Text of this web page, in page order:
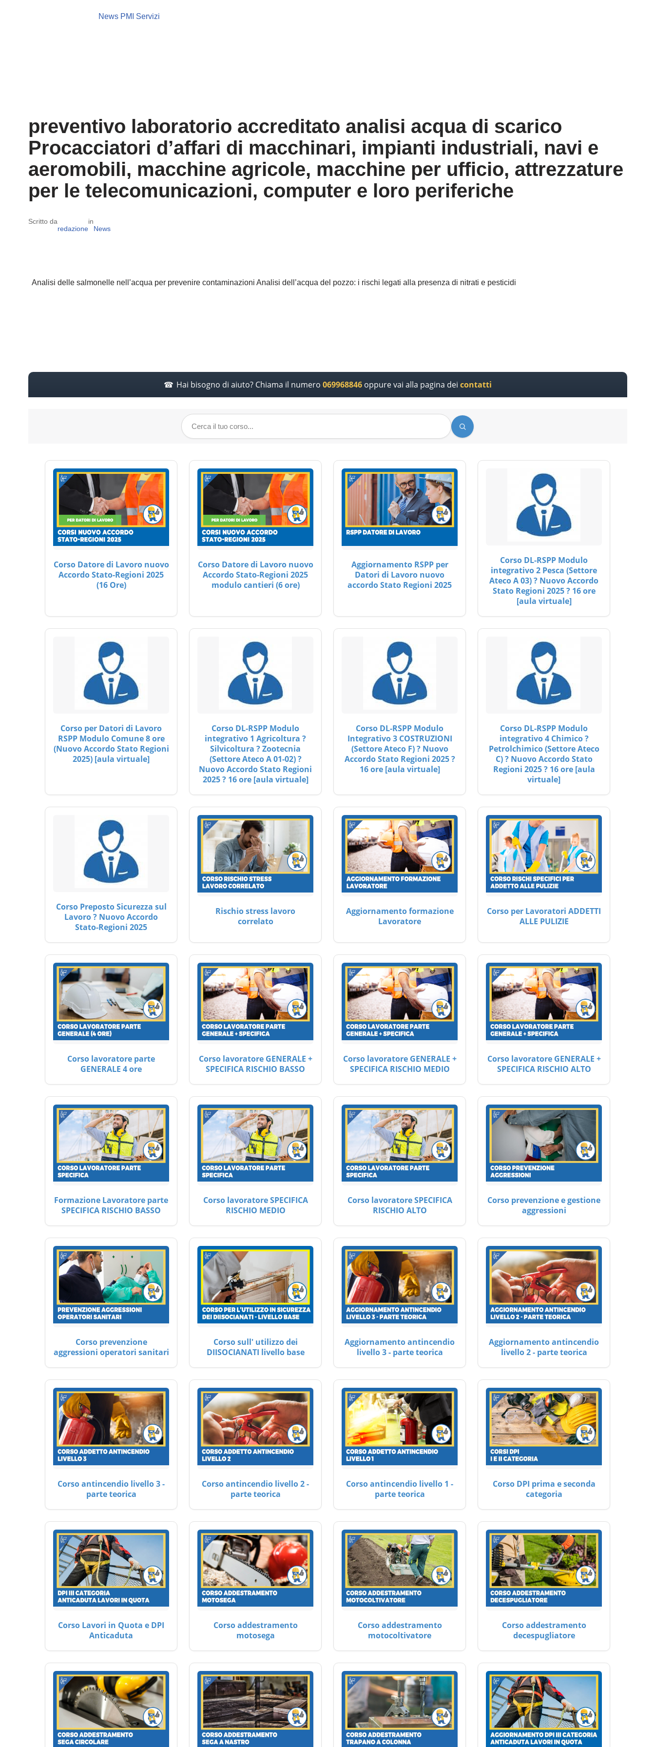
News PMI Servizi
preventivo laboratorio accreditato analisi acqua di scarico
Procacciatori d’affari di macchinari, impianti industriali, navi e
aeromobili, macchine agricole, macchine per ufficio, attrezzature
per le telecomunicazioni, computer e loro periferiche
Scritto da
redazione
in
News
Analisi delle salmonelle nell’acqua per prevenire contaminazioni Analisi dell’acqua del pozzo: i rischi legati alla presenza di nitrati e pesticidi
Hai bisogno di aiuto? Chiama il numero 069968846oppure vai alla pagina dei contatti
Corso Datore di Lavoro nuovo
Accordo Stato-Regioni 2025
(16 Ore)
Corso Datore di Lavoro nuovo
Accordo Stato-Regioni 2025
modulo cantieri (6 ore)
Aggiornamento RSPP per
Datori di Lavoro nuovo
accordo Stato Regioni 2025
Corso DL-RSPP Modulo
integrativo 2 Pesca (Settore
Ateco A 03) ? Nuovo Accordo
Stato Regioni 2025 ? 16 ore
[aula virtuale]
Corso per Datori di Lavoro
RSPP Modulo Comune 8 ore
(Nuovo Accordo Stato Regioni
2025) [aula virtuale]
Corso DL-RSPP Modulo
integrativo 1 Agricoltura ?
Silvicoltura ? Zootecnia
(Settore Ateco A 01-02) ?
Nuovo Accordo Stato Regioni
2025 ? 16 ore [aula virtuale]
Corso DL-RSPP Modulo
Integrativo 3 COSTRUZIONI
(Settore Ateco F) ? Nuovo
Accordo Stato Regioni 2025 ?
16 ore [aula virtuale]
Corso DL-RSPP Modulo
integrativo 4 Chimico ?
Petrolchimico (Settore Ateco
C) ? Nuovo Accordo Stato
Regioni 2025 ? 16 ore [aula
virtuale]
Corso Preposto Sicurezza sul
Lavoro ? Nuovo Accordo
Stato-Regioni 2025
Rischio stress lavoro
correlato
Aggiornamento formazione
Lavoratore
Corso per Lavoratori ADDETTI
ALLE PULIZIE
Corso lavoratore parte
GENERALE 4 ore
Corso lavoratore GENERALE +
SPECIFICA RISCHIO BASSO
Corso lavoratore GENERALE +
SPECIFICA RISCHIO MEDIO
Corso lavoratore GENERALE +
SPECIFICA RISCHIO ALTO
Formazione Lavoratore parte
SPECIFICA RISCHIO BASSO
Corso lavoratore SPECIFICA
RISCHIO MEDIO
Corso lavoratore SPECIFICA
RISCHIO ALTO
Corso prevenzione e gestione
aggressioni
Corso prevenzione
aggressioni operatori sanitari
Corso sull' utilizzo dei
DIISOCIANATI livello base
Aggiornamento antincendio
livello 3 - parte teorica
Aggiornamento antincendio
livello 2 - parte teorica
Corso antincendio livello 3 -
parte teorica
Corso antincendio livello 2 -
parte teorica
Corso antincendio livello 1 -
parte teorica
Corso DPI prima e seconda
categoria
Corso Lavori in Quota e DPI
Anticaduta
Corso addestramento
motosega
Corso addestramento
motocoltivatore
Corso addestramento
decespugliatore